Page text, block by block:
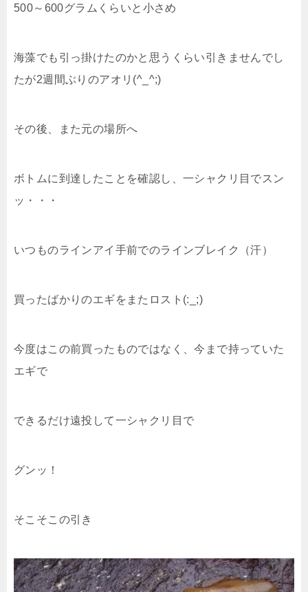
500～600グラムくらいと小さめ
海藻でも引っ掛けたのかと思うくらい引きませんでし
たが2週間ぶりのアオリ(^_^;)
その後、また元の場所へ
ボトムに到達したことを確認し、一シャクリ目でスン
ッ・・・
いつものラインアイ手前でのラインブレイク（汗）
買ったばかりのエギをまたロスト(:_;)
今度はこの前買ったものではなく、今まで持っていた
エギで
できるだけ遠投して一シャクリ目で
グンッ！
そこそこの引き